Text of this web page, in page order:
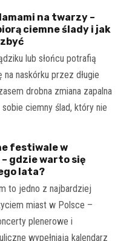
na twarzy –
ciemne ślady i jak
lub słońcu potrafią
na naskórku przez długie
drobna zmiana zapalna
ciemny ślad, który nie
festiwale w
gdzie warto się
lata?
to jedno z najbardziej
miast w Polsce –
plenerowe i
wypełniają kalendarz